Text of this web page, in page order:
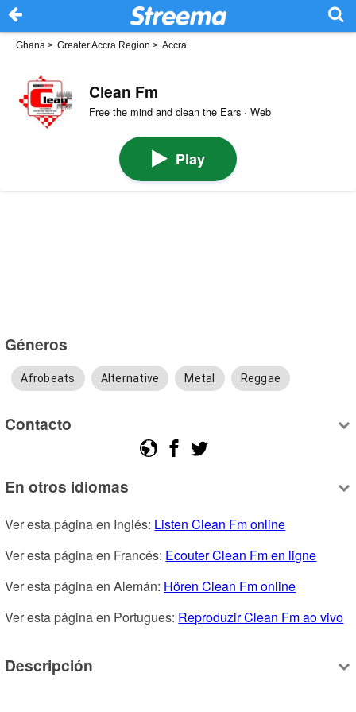
Ghana > Greater Accra Region > Accra
Clean Fm
Free the mind and clean the Ears · Web
Play
Géneros
Afrobeats Alternative Metal Reggae
Contacto
En otros idiomas
Ver esta página en Inglés: Listen Clean Fm online
Ver esta página en Francés: Ecouter Clean Fm en ligne
Ver esta página en Alemán: Hören Clean Fm online
Ver esta página en Portugues: Reproduzir Clean Fm ao vivo
Descripción